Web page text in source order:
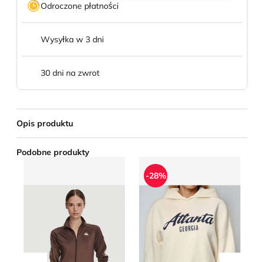
Odroczone płatności
Wysyłka w 3 dni
30 dni na zwrot
Opis produktu
Podobne produkty
Bluza damska w stylu młodzieżowym jesienna Kappa
Bluza damska
-28%